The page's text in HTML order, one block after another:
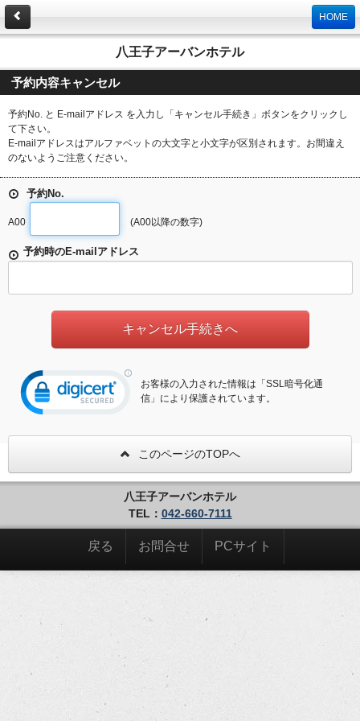
HOME
八王子アーバンホテル
予約内容キャンセル
予約No. と E-mailアドレス を入力し「キャンセル手続き」ボタンをクリックし
て下さい。
E-mailアドレスはアルファベットの大文字と小文字が区別されます。お間違え
のないようご注意ください。
予約No.
A00 (A00以降の数字)
予約時のE-mailアドレス
お客様の入力された情報は「SSL暗号化通
信」により保護されています。
このページのTOPへ
八王子アーバンホテル
TEL： 042-660-7111
戻る お問合せ PCサイト